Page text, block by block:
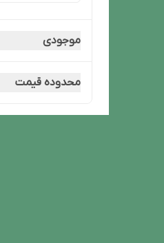
موجودی
محدوده قیمت